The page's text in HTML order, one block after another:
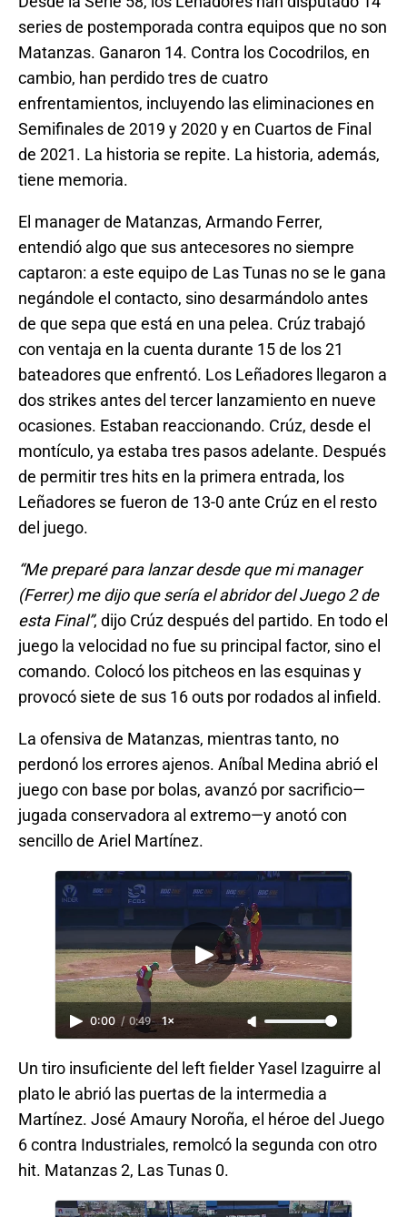
series de postemporada contra equipos que no son
Matanzas. Ganaron 14. Contra los Cocodrilos, en
cambio, han perdido tres de cuatro
enfrentamientos, incluyendo las eliminaciones en
Semifinales de 2019 y 2020 y en Cuartos de Final
de 2021. La historia se repite. La historia, además,
tiene memoria.
El manager de Matanzas, Armando Ferrer,
entendió algo que sus antecesores no siempre
captaron: a este equipo de Las Tunas no se le gana
negándole el contacto, sino desarmándolo antes
de que sepa que está en una pelea. Crúz trabajó
con ventaja en la cuenta durante 15 de los 21
bateadores que enfrentó. Los Leñadores llegaron a
dos strikes antes del tercer lanzamiento en nueve
ocasiones. Estaban reaccionando. Crúz, desde el
montículo, ya estaba tres pasos adelante. Después
de permitir tres hits en la primera entrada, los
Leñadores se fueron de 13-0 ante Crúz en el resto
del juego.
“Me preparé para lanzar desde que mi manager
(Ferrer) me dijo que sería el abridor del Juego 2 de
esta Final”, dijo Crúz después del partido. En todo el
juego la velocidad no fue su principal factor, sino el
comando. Colocó los pitcheos en las esquinas y
provocó siete de sus 16 outs por rodados al infield.
La ofensiva de Matanzas, mientras tanto, no
perdonó los errores ajenos. Aníbal Medina abrió el
juego con base por bolas, avanzó por sacrificio—
jugada conservadora al extremo—y anotó con
sencillo de Ariel Martínez.
0:00 / 0:49 1×
Un tiro insuficiente del left fielder Yasel Izaguirre al
plato le abrió las puertas de la intermedia a
Martínez. José Amaury Noroña, el héroe del Juego
6 contra Industriales, remolcó la segunda con otro
hit. Matanzas 2, Las Tunas 0.